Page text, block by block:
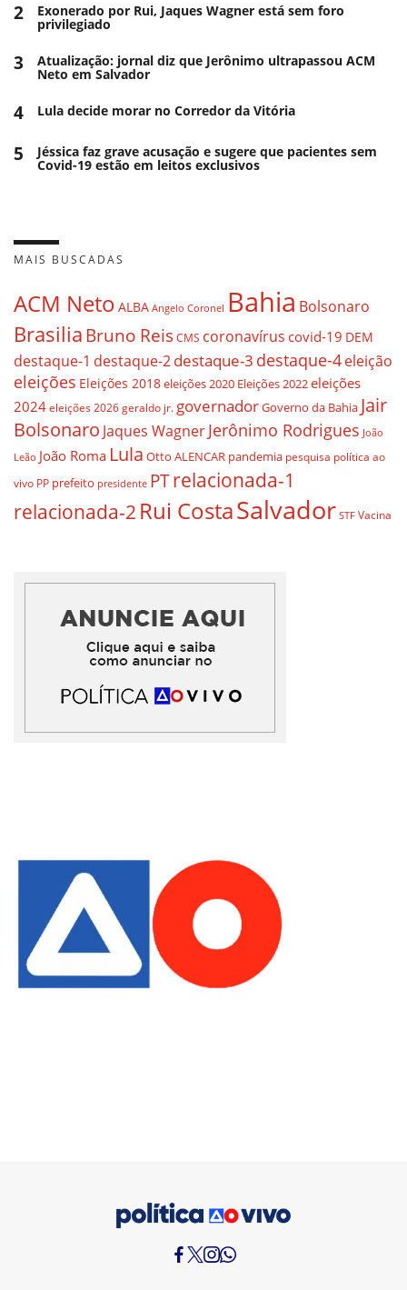
2 Exonerado por Rui, Jaques Wagner está sem foro
privilegiado
3 Atualização: jornal diz que Jerônimo ultrapassou ACM
Neto em Salvador
4 Lula decide morar no Corredor da Vitória
5 Jéssica faz grave acusação e sugere que pacientes sem
Covid-19 estão em leitos exclusivos
MAIS BUSCADAS
ACM Neto ALBA Angelo Coronel Bahia Bolsonaro
BrasiliaBruno ReisCMS coronavírus covid-19 DEM
destaque-1 destaque-2destaque-3 destaque-4eleição
eleições Eleições 2018eleições 2020 Eleições 2022eleições
2024 eleições 2026 geraldo jr. governadorGoverno da Bahia Jair
Bolsonaro Jaques WagnerJerônimo Rodrigues João
Leão João Roma Lula Otto ALENCAR pandemia pesquisa política ao
vivo PP prefeito presidente PTrelacionada-1
relacionada-2 Rui CostaSalvador STF Vacina